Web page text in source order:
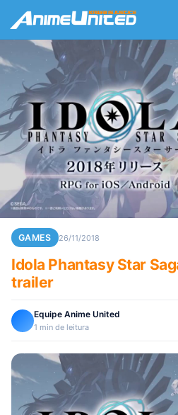
GAMES 26/11/2018
Idola Phantasy Star
trailer
Equipe Anime United
1 min de leitura